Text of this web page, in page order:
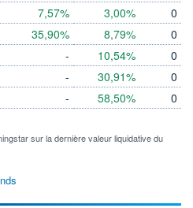
7,57%
35,90%
-
-
-
3,00%
8,79%
10,54%
30,91%
58,50%
0
0
0
0
0
sur la dernière valeur liquidative du